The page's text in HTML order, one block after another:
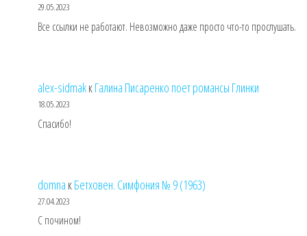
29.05.2023
Все ссылки не работают. Невозможно даже просто что-то прослушать.
alex-sidmakкГалина Писаренко поет романсы Глинки
18.05.2023
Спасибо!
domna кБетховен. Симфония № 9 (1963)
27.04.2023
С почином!